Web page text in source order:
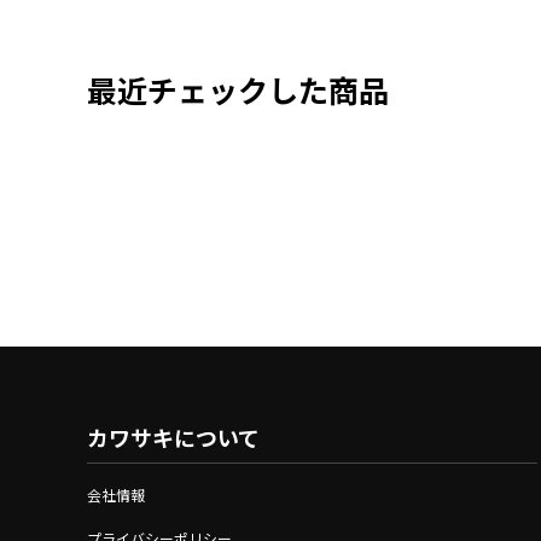
最近チェックした商品
カワサキについて
会社情報